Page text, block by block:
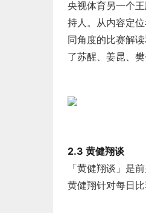
央视体育另一个
持人。从内容定
同角度的比赛解
了苏醒、姜昆、
2.3 黄健翔谈
「黄健翔谈」是
黄健翔针对每日